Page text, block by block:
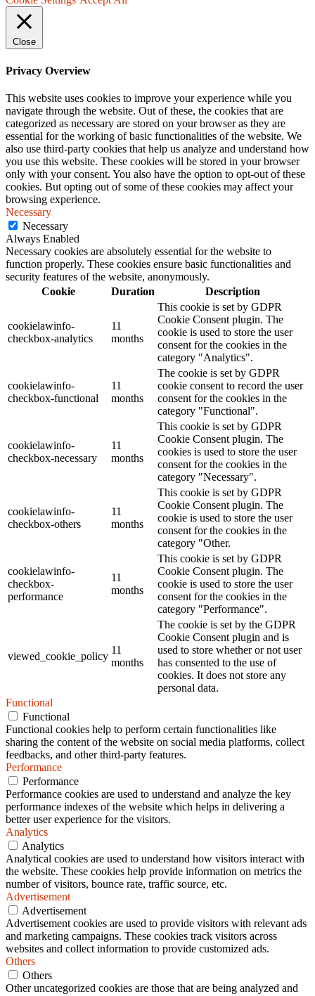
Close
Privacy Overview
This website uses cookies to improve your experience while you
navigate through the website. Out of these, the cookies that are
categorized as necessary are stored on your browser as they are
essential for the working of basic functionalities of the website. We
also use third-party cookies that help us analyze and understand how
you use this website. These cookies will be stored in your browser
only with your consent. You also have the option to opt-out of these
cookies. But opting out of some of these cookies may affect your
browsing experience.
Necessary
Necessary
Always Enabled
Necessary cookies are absolutely essential for the website to
function properly. These cookies ensure basic functionalities and
security features of the website, anonymously.
Cookie
Duration Description
cookielawinfo-
checkbox-analytics
11
months
This cookie is set by GDPR
Cookie Consent plugin. The
cookie is used to store the user
consent for the cookies in the
category "Analytics".
cookielawinfo-
checkbox-functional
11
months
The cookie is set by GDPR
cookie consent to record the user
consent for the cookies in the
category "Functional".
cookielawinfo-
checkbox-necessary
11
months
This cookie is set by GDPR
Cookie Consent plugin. The
cookies is used to store the user
consent for the cookies in the
category "Necessary".
cookielawinfo-
checkbox-others
11
months
This cookie is set by GDPR
Cookie Consent plugin. The
cookie is used to store the user
consent for the cookies in the
category "Other.
cookielawinfo-
checkbox-
performance
11
months
This cookie is set by GDPR
Cookie Consent plugin. The
cookie is used to store the user
consent for the cookies in the
category "Performance".
viewed_cookie_policy
11
months
The cookie is set by the GDPR
Cookie Consent plugin and is
used to store whether or not user
has consented to the use of
cookies. It does not store any
personal data.
Functional
Functional
Functional cookies help to perform certain functionalities like
sharing the content of the website on social media platforms, collect
feedbacks, and other third-party features.
Performance
Performance
Performance cookies are used to understand and analyze the key
performance indexes of the website which helps in delivering a
better user experience for the visitors.
Analytics
Analytics
Analytical cookies are used to understand how visitors interact with
the website. These cookies help provide information on metrics the
number of visitors, bounce rate, traffic source, etc.
Advertisement
Advertisement
Advertisement cookies are used to provide visitors with relevant ads
and marketing campaigns. These cookies track visitors across
websites and collect information to provide customized ads.
Others
Others
Other uncategorized cookies are those that are being analyzed and